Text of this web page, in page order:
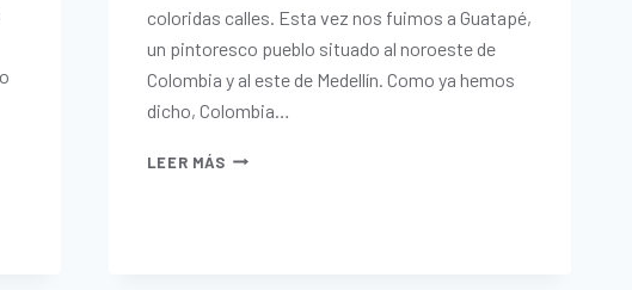
coloridas calles. Esta vez nos fuimos a Guatapé,
un pintoresco pueblo situado al noroeste de
Colombia y al este de Medellín. Como ya hemos
dicho, Colombia…
LEER MÁS